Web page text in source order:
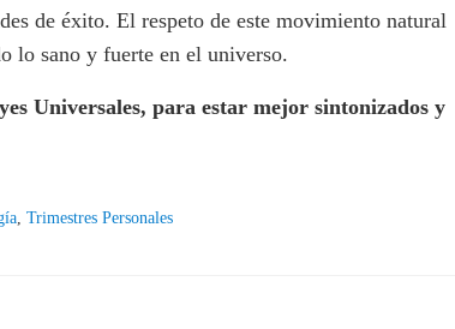
de éxito. El respeto de este movimiento natural
lo sano y fuerte en el universo.
Universales, para estar mejor sintonizados y
,Trimestres Personales